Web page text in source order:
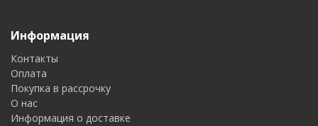
Информация
Контакты
Оплата
Покупка в рассрочку
О нас
Информация о доставке